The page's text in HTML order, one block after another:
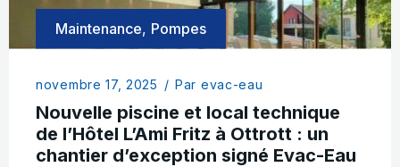
Maintenance, Pompes
novembre 17, 2025 / Par evac-eau
Nouvelle piscine et local technique
de l’Hôtel L’Ami Fritz à Ottrott : un
chantier d’exception signé Evac-Eau